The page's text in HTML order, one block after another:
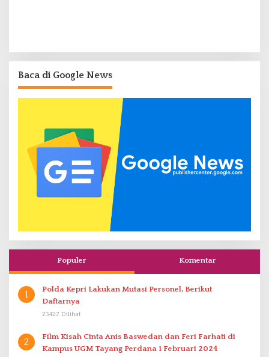
Baca di Google News
Populer Komentar
1
Polda Kepri Lakukan Mutasi Personel, Berikut
Daftarnya
23427 Dilihat
2
Film Kisah Cinta Anis Baswedan dan Feri Farhati di
Kampus UGM Tayang Perdana 1 Februari 2024